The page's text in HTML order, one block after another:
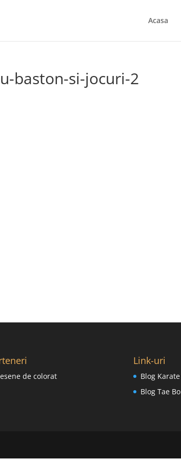
Acasa
baston-si-jocuri-2
de colorat
Link-uri
Blog Karate
Blog Tae Bo